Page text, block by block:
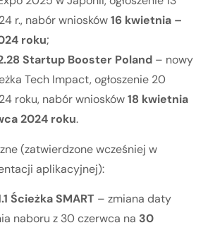
r., nabór wniosków16 kwietnia –
roku;
Startup Booster Poland – nowy
Tech Impact, ogłoszenie 20
roku, nabór wniosków18 kwietnia
2024 roku.
(zatwierdzone wcześniej w
aplikacyjnej):
Ścieżka SMART – zmiana daty
naboru z 30 czerwca na 30